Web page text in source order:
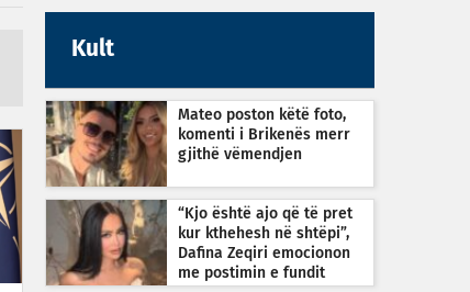
Kult
Mateo poston këtë foto,
komenti i Brikenës merr
gjithë vëmendjen
“Kjo është ajo që të pret
kur kthehesh në shtëpi”,
Dafina Zeqiri emocionon
me postimin e fundit